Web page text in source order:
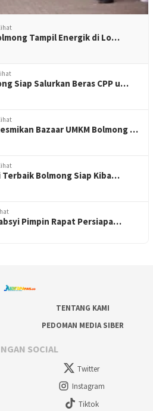
Tampil Energik di Lo…
Siap Salurkan Beras CPP u…
Bazaar UMKM Bolmong …
Bolmong Siap Kiba…
Pimpin Rapat Persiapa…
TENTANG KAMI
PEDOMAN MEDIA SIBER
SOCIAL
Twitter
Instagram
Tiktok